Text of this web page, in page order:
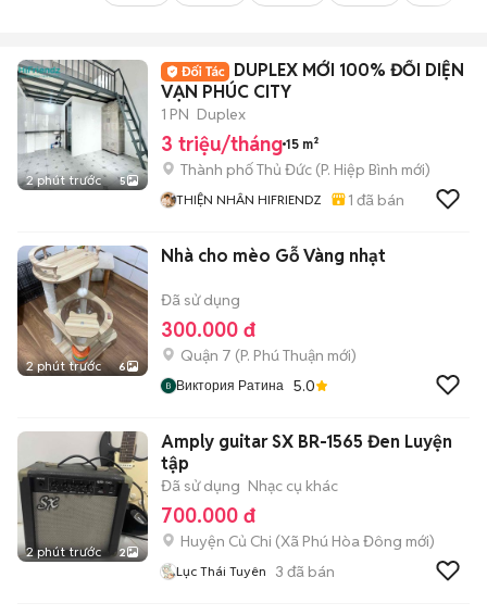
2 phút trước 5
DUPLEX MỚI 100% ĐỐI DIỆN
VẠN PHÚC CITY
1 PN Duplex
3 triệu/tháng 15 m²
Thành phố Thủ Đức (P. Hiệp Bình mới)
THIỆN NHÂN HIFRIENDZ 1 đã bán
2 phút trước 6
Nhà cho mèo Gỗ Vàng nhạt
Đã sử dụng
300.000 đ
Quận 7 (P. Phú Thuận mới)
Виктория Ратина 5.0
2 phút trước 2
Amply guitar SX BR-1565 Đen Luyện
tập
Đã sử dụng Nhạc cụ khác
700.000 đ
Huyện Củ Chi (Xã Phú Hòa Đông mới)
Lục Thái Tuyên 3 đã bán